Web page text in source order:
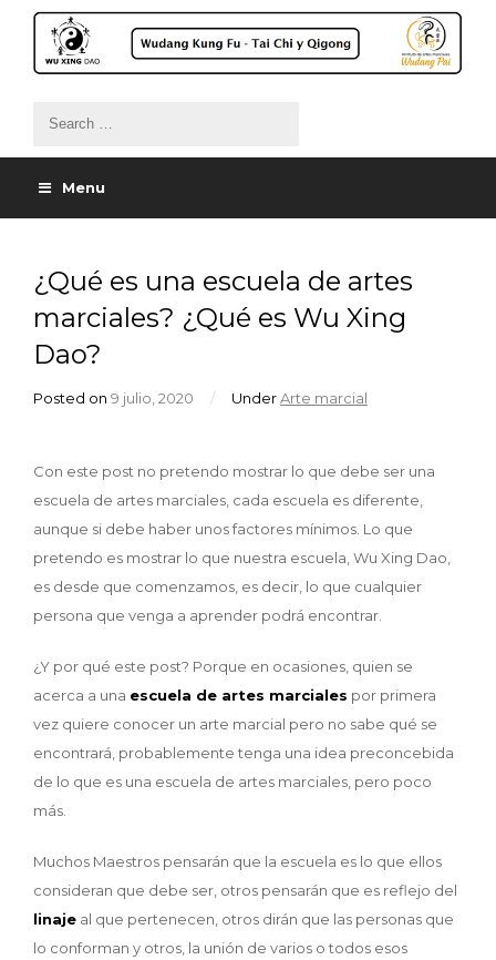
Menu
¿Qué es una escuela de artes
marciales? ¿Qué es Wu Xing
Dao?
Posted on 9 julio, 2020 / UnderArte marcial
Con este post no pretendo mostrar lo que debe ser una
escuela de artes marciales, cada escuela es diferente,
aunque si debe haber unos factores mínimos. Lo que
pretendo es mostrar lo que nuestra escuela, Wu Xing Dao,
es desde que comenzamos, es decir, lo que cualquier
persona que venga a aprender podrá encontrar.
¿Y por qué este post? Porque en ocasiones, quien se
acerca a una escuela de artes marciales por primera
vez quiere conocer un arte marcial pero no sabe qué se
encontrará, probablemente tenga una idea preconcebida
de lo que es una escuela de artes marciales, pero poco
más.
Muchos Maestros pensarán que la escuela es lo que ellos
consideran que debe ser, otros pensarán que es reflejo del
linaje al que pertenecen, otros dirán que las personas que
lo conforman y otros, la unión de varios o todos esos